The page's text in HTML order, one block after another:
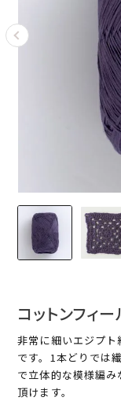
コットンフィ
非常に細いエジプト
です。1本どりでは
で立体的な模様編
頂けます。